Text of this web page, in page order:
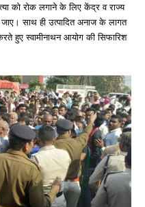
को रोक लगाने के लिए केंद्र व राज्य
साथ ही उत्पादित अनाज के लागत
हुए स्वामीनाथन आयोग की सिफारिश